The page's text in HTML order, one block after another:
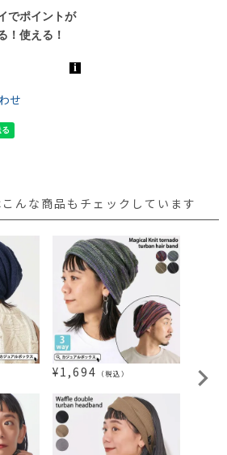
せ
んな商品もチェックしています
¥1,694 （税込） ¥